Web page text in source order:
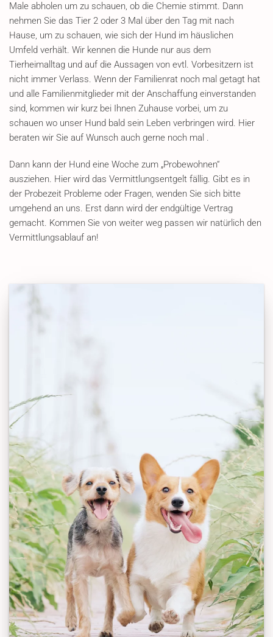
Male abholen um zu schauen, ob die Chemie stimmt. Dann
nehmen Sie das Tier 2 oder 3 Mal über den Tag mit nach
Hause, um zu schauen, wie sich der Hund im häuslichen
Umfeld verhält. Wir kennen die Hunde nur aus dem
Tierheimalltag und auf die Aussagen von evtl. Vorbesitzern ist
nicht immer Verlass. Wenn der Familienrat noch mal getagt hat
und alle Familienmitglieder mit der Anschaffung einverstanden
sind, kommen wir kurz bei Ihnen Zuhause vorbei, um zu
schauen wo unser Hund bald sein Leben verbringen wird. Hier
beraten wir Sie auf Wunsch auch gerne noch mal .
Dann kann der Hund eine Woche zum „Probewohnen“
ausziehen. Hier wird das Vermittlungsentgelt fällig. Gibt es in
der Probezeit Probleme oder Fragen, wenden Sie sich bitte
umgehend an uns. Erst dann wird der endgültige Vertrag
gemacht. Kommen Sie von weiter weg passen wir natürlich den
Vermittlungsablauf an!